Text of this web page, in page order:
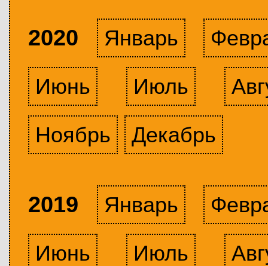
2020 Январь
Июнь
Июль
Ноябрь
Декабрь
2019 Январь
Июнь
Июль